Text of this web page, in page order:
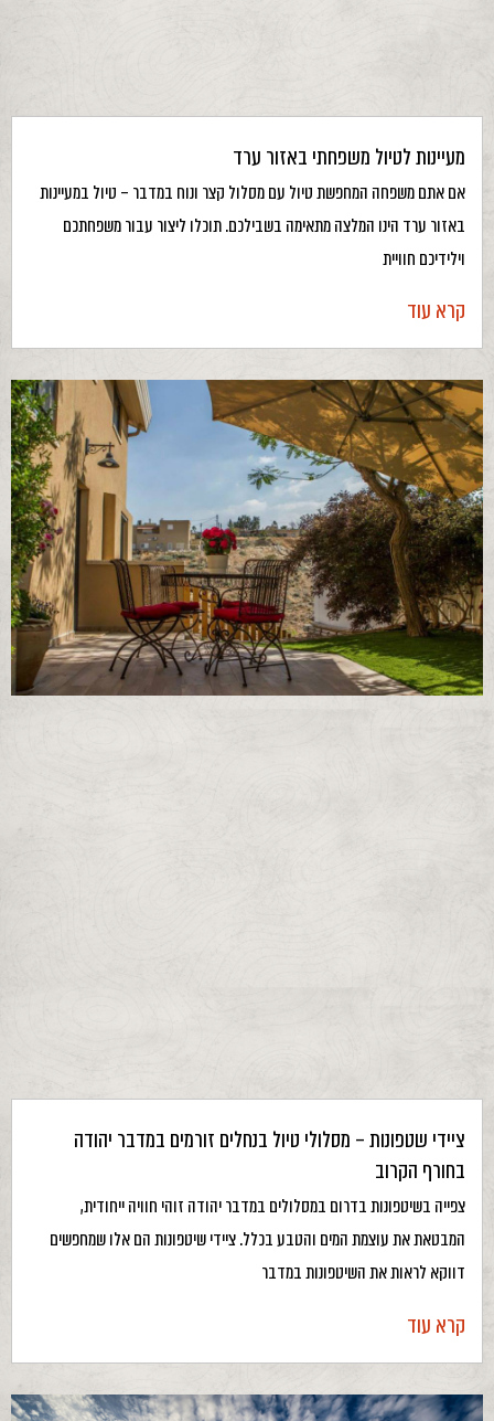
מעיינות לטיול משפחתי באזור ערד
אם אתם משפחה המחפשת טיול עם מסלול קצר ונוח במדבר – טיול במעיינות
באזור ערד הינו המלצה מתאימה בשבילכם. תוכלו ליצור עבור משפחתכם
וילידיכם חוויית
קרא עוד
ציידי שטפונות – מסלולי טיול בנחלים זורמים במדבר יהודה
בחורף הקרוב
צפייה בשיטפונות בדרום במסלולים במדבר יהודה זוהי חוויה ייחודית,
המבטאת את עוצמת המים והטבע בכלל. ציידי שיטפונות הם אלו שמחפשים
דווקא לראות את השיטפונות במדבר
קרא עוד